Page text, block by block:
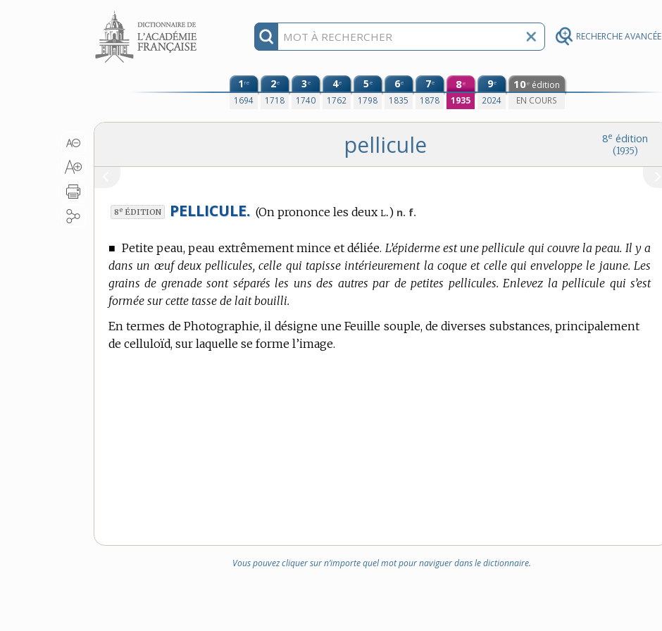
RECHERCHE AVANCÉE
Aller au contenu
1re
1694
2e
1718
3e
1740
4e
1762
5e
1798
6e
1835
7e
1878
8e
1935
9e
2024
10e édition
EN COURS
8e édition
(1935)
pellicule
8e ÉDITION PELLICULE. (On prononce les deux l.) n. f.
■ Petite peau, peau extrêmement mince et déliée. L’épiderme est une pellicule qui couvre la peau. Il y a
dans un œuf deux pellicules, celle qui tapisse intérieurement la coque et celle qui enveloppe le jaune. Les
grains de grenade sont séparés les uns des autres par de petites pellicules. Enlevez la pellicule qui s’est
formée sur cette tasse de lait bouilli.
Entermes de Photographie, il désigne une Feuille souple, de diverses substances, principalement
de celluloïd, sur laquelle se forme l’image.
Vous pouvez cliquer sur n’importe quel mot pour naviguer dans le dictionnaire.